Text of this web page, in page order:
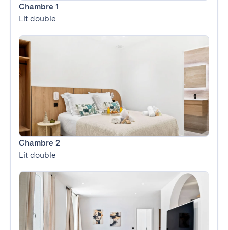
Chambre 1
Lit double
Chambre 2
Lit double